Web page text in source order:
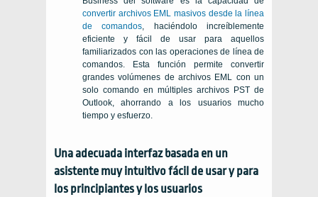
convertir archivos EML masivos desde la línea
de comandos, haciéndolo increíblemente
eficiente y fácil de usar para aquellos
familiarizados con las operaciones de línea de
comandos. Esta función permite convertir
grandes volúmenes de archivos EML con un
solo comando en múltiples archivos PST de
Outlook, ahorrando a los usuarios mucho
tiempo y esfuerzo.
Una adecuada interfaz basada en un
asistente muy intuitivo fácil de usar y para
los principiantes y los usuarios